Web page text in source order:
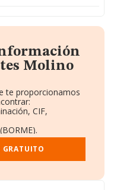
Molino
te proporcionamos
CIF,
Empleados.